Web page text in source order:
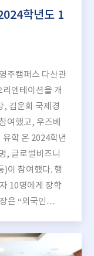
학년도 1
주캠퍼스 다산관
엔테이션을 개
, 김운회 국제경
여했고, 우즈베
학 온 2024학년
, 글로벌비즈니
)이 참여했다. 행
10명에게 장학
은 “외국인…